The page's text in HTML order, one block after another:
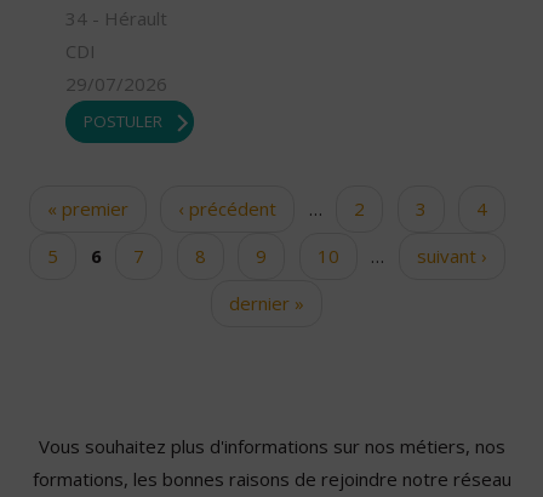
34 - Hérault
CDI
29/07/2026
POSTULER
Pages« premier ‹ précédent … 2 3
4
5
6 7 8 9 10 …
suivant ›
dernier »
Vous souhaitez plus d'informations sur nos métiers, nos
formations, les bonnes raisons de rejoindre notre réseau